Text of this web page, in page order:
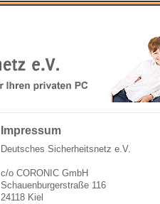
Impressum
Deutsches Sicherheitsnetz e.V.
c/o CORONIC GmbH
Schauenburgerstraße 116
24118 Kiel